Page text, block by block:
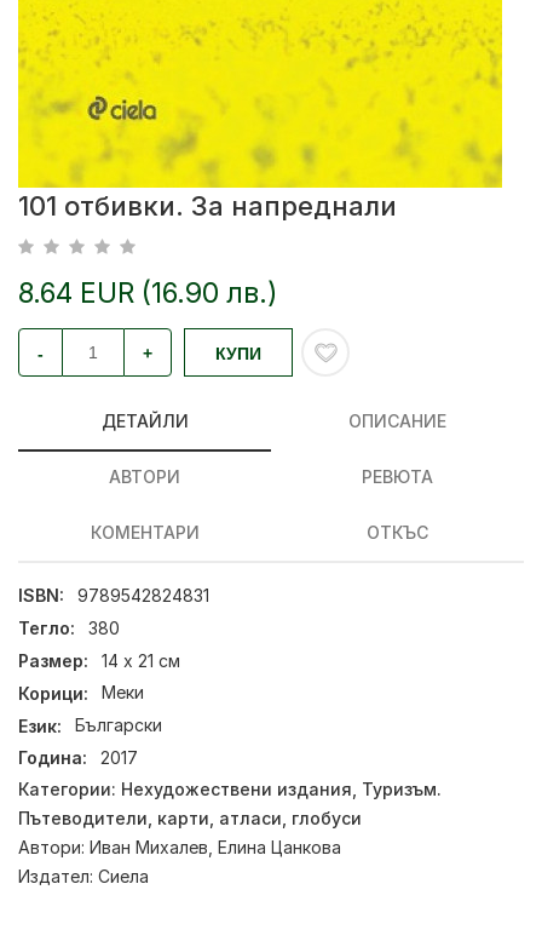
101 отбивки. За напреднали
8.64 EUR (16.90 лв.)
- + КУПИ
ДЕТАЙЛИ ОПИСАНИЕ
АВТОРИ РЕВЮТА
КОМЕНТАРИ ОТКЪС
ISBN:
9789542824831
Тегло:
380
Размер:
14 х 21 см
Корици:
Меки
Език:
Български
Година:
2017
Категории: Нехудожествени издания Туризъм.
Пътеводители, карти, атласи, глобуси
Автори: Иван Михалев Елина Цанкова
Издател: Сиела